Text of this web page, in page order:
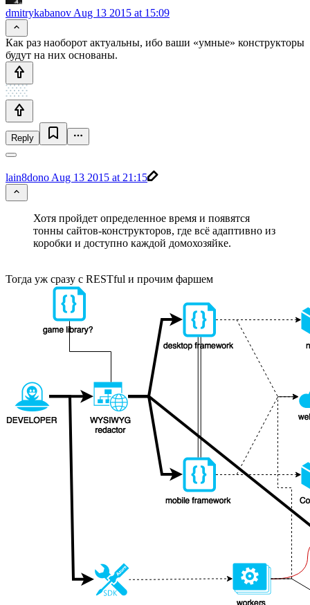
dmitrykabanov Aug 13 2015 at 15:09
Как раз наоборот актуальны, ибо ваши «умные» конструкторы
будут на них основаны.
Reply
lain8dono Aug 13 2015 at 21:15
Хотя пройдет определенное время и появятся
тонны сайтов-конструкторов, где всё адаптивно из
коробки и доступно каждой домохозяйке.
Тогда уж сразу с RESTful и прочим фаршем